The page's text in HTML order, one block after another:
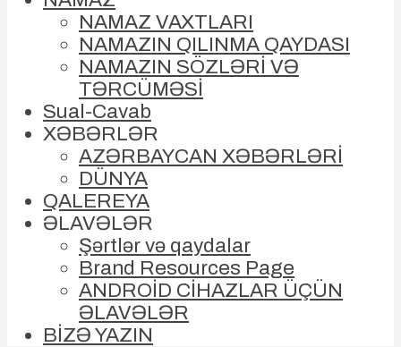
NAMAZ VAXTLARI
NAMAZIN QILINMA QAYDASI
NAMAZIN SÖZLƏRİ VƏ
TƏRCÜMƏSİ
Sual-Cavab
XƏBƏRLƏR
AZƏRBAYCAN XƏBƏRLƏRİ
DÜNYA
QALEREYA
ƏLAVƏLƏR
Şərtlər və qaydalar
Brand Resources Page
ANDROİD CİHAZLAR ÜÇÜN
ƏLAVƏLƏR
BİZƏ YAZIN